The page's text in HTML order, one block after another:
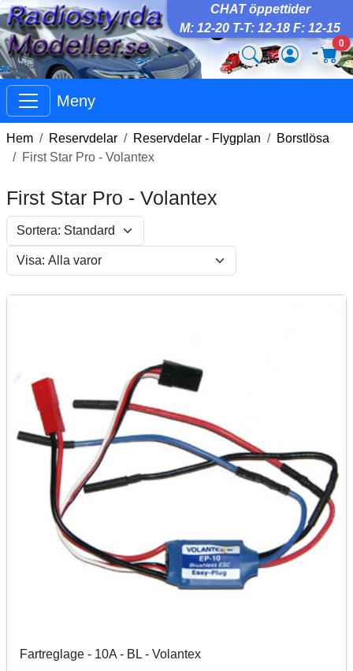
CHAT öppettider
M: 12-20 T-T: 12-18 F: 12-15
0
Meny
Hem Reservdelar Reservdelar - Flygplan
Borstlösa
First Star Pro - Volantex
First Star Pro - Volantex
Fartreglage - 10A - BL - Volantex